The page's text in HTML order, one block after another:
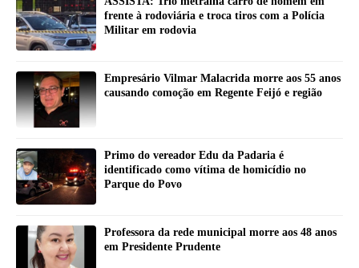
frente à rodoviária e troca tiros com a Polícia
Militar em rodovia
Empresário Vilmar Malacrida morre aos 55 anos
causando comoção em Regente Feijó e região
Primo do vereador Edu da Padaria é
identificado como vítima de homicídio no
Parque do Povo
Professora da rede municipal morre aos 48 anos
em Presidente Prudente